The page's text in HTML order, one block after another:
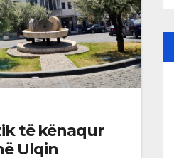
të kënaqur
Ulqin